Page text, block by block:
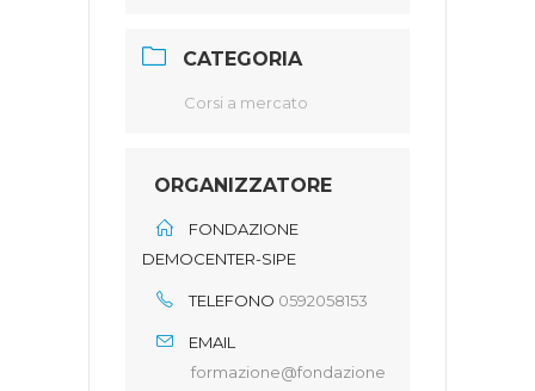
CATEGORIA
Corsi a mercato
ORGANIZZATORE
FONDAZIONE
DEMOCENTER-SIPE
TELEFONO 0592058153
EMAIL
formazione@fondazione